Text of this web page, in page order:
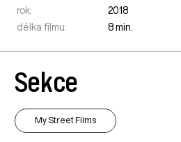
rok:
2018
délka filmu:
8 min.
Sekce
My Street Films